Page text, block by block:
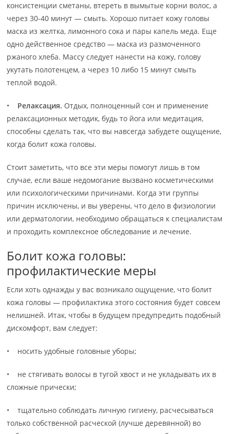
консистенции сметаны, втереть в вымытые корни волос, а
через 30-40 минут — смыть. Хорошо питает кожу головы
маска из желтка, лимонного сока и пары капель меда. Еще
одно действенное средство — маска из размоченного
ржаного хлеба. Массу следует нанести на кожу, голову
укутать полотенцем, а через 10 либо 15 минут смыть
теплой водой.
• Релаксация. Отдых, полноценный сон и применение
релаксационных методик, будь то йога или медитация,
способны сделать так, что вы навсегда забудете ощущение,
когда болит кожа головы.
Стоит заметить, что все эти меры помогут лишь в том
случае, если ваше недомогание вызвано косметическими
или психологическими причинами. Когда эти группы
причин исключены, и вы уверены, что дело в физиологии
или дерматологии, необходимо обращаться к специалистам
и проходить комплексное обследование и лечение.
Болит кожа головы:
профилактические меры
Если хоть однажды у вас возникало ощущение, что болит
кожа головы — профилактика этого состояния будет совсем
нелишней. Итак, чтобы в будущем предупредить подобный
дискомфорт, вам следует:
• носить удобные головные уборы;
• не стягивать волосы в тугой хвост и не укладывать их в
сложные прически;
• тщательно соблюдать личную гигиену, расчесываться
только собственной расческой (лучше деревянной) во